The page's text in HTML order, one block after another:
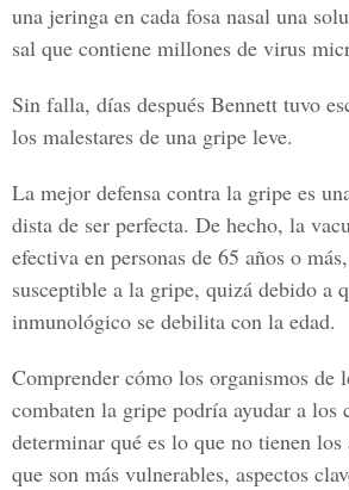
una jeringa en cada fosa nasal una
sal que contiene millones de virus
Sin falla, días después Bennett tuvo
los malestares de una gripe leve.
La mejor defensa contra la gripe es
dista de ser perfecta. De hecho, la
efectiva en personas de 65 años o
susceptible a la gripe, quizá debido a
inmunológico se debilita con la edad.
Comprender cómo los organismos de
combaten la gripe podría ayudar a los
determinar qué es lo que no tienen los
que son más vulnerables, aspectos